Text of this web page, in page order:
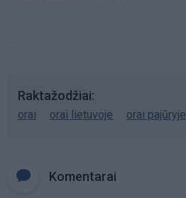
Raktažodžiai
orai orai lietuvoje orai pajūryje
Komentarai